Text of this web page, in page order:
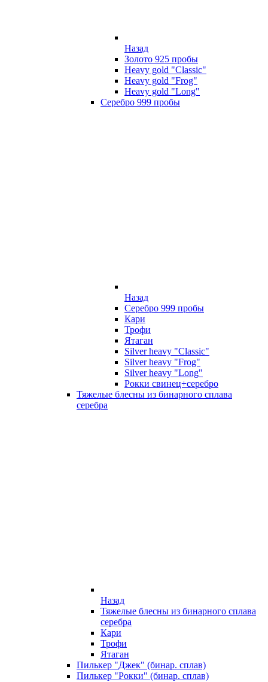
Назад
Золото 925 пробы
Heavy gold "Classic"
Heavy gold "Frog"
Heavy gold "Long"
Серебро 999 пробы
Назад
Серебро 999 пробы
Кари
Трофи
Ятаган
Silver heavy "Classic"
Silver heavy "Frog"
Silver heavy "Long"
Рокки свинец+серебро
Тяжелые блесны из бинарного сплава
серебра
Назад
Тяжелые блесны из бинарного сплава
серебра
Кари
Трофи
Ятаган
Пилькер "Джек" (бинар. сплав)
Пилькер "Рокки" (бинар. сплав)